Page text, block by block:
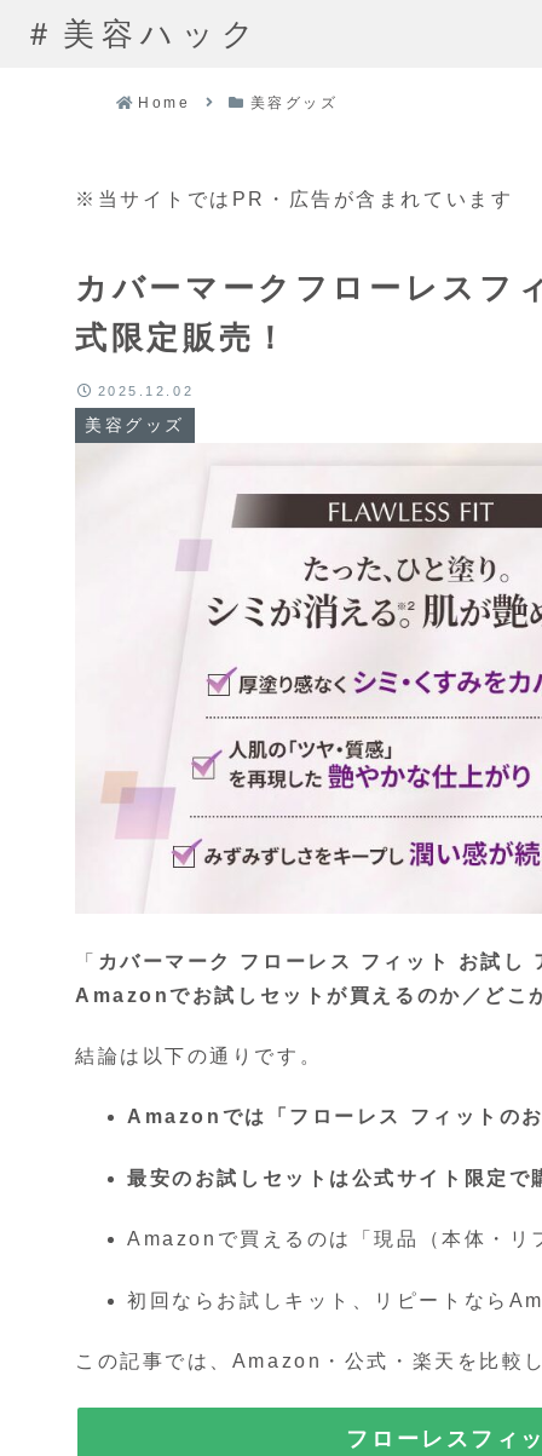
＃美容ハック
Home 美容グッズ
※当サイトではPR・広告が含まれています
カバーマークフローレスフ
式限定販売！
美容グッズ
2025.12.02
「
カバーマーク フローレス フィット お試し
Amazonでお試しセットが買えるのか／どこ
結論は以下の通りです。
Amazonでは「フローレス フィットの
最安のお試しセットは公式サイト限定で
Amazonで買えるのは「現品（本体・リ
初回ならお試しキット、リピートなら
この記事では、Amazon・公式・楽天を比較
フローレスフィ